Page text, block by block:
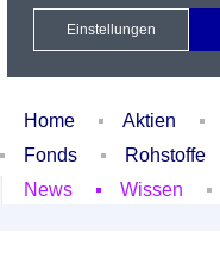
Xetra Realtime
Home Aktien
Fonds
Rohstoffe
News
Wissen
Einstellungen